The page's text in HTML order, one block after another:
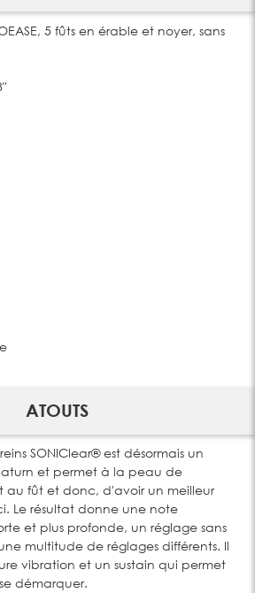
5 fûts en érable et noyer, sans
ATOUTS
SONIClear® est désormais un
et permet à la peau de
au fût et donc, d'avoir un meilleur
Le résultat donne une note
et plus profonde, un réglage sans
multitude de réglages différents. Il
vibration et un sustain qui permet
démarquer.